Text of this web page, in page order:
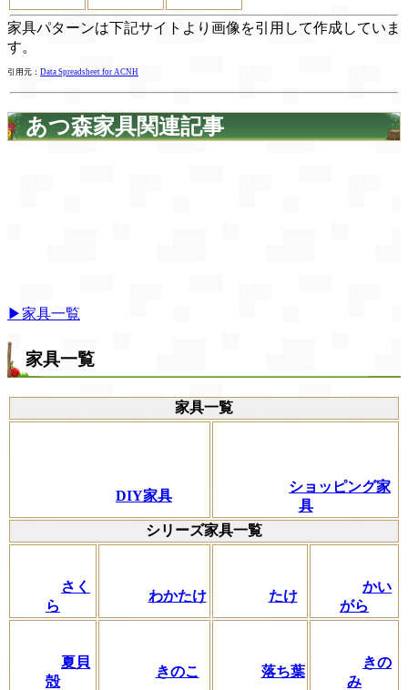
家具パターンは下記サイトより画像を引用して作成していま
す。
引用元： Data Spreadsheet for ACNH
あつ森家具関連記事
▶家具一覧
家具一覧
家具一覧
DIY家具
ショッピング家
具
シリーズ家具一覧
さく
ら
わかたけ たけ
かい
がら
夏貝
殻
きのこ 落ち葉
きの
み